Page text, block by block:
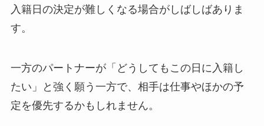
入籍日の決定が難しくなる場合がしばしばありま
す。
一方のパートナーが「どうしてもこの日に入籍し
たい」と強く願う一方で、相手は仕事やほかの予
定を優先するかもしれません。